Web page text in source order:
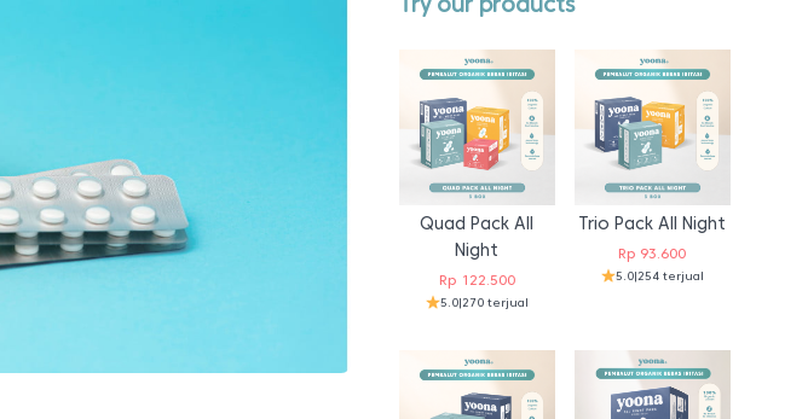
Quad Pack All
Night
Rp122.500
5.0|270 terjual
Trio Pack All Night
Rp 93.600
5.0|254 terjual